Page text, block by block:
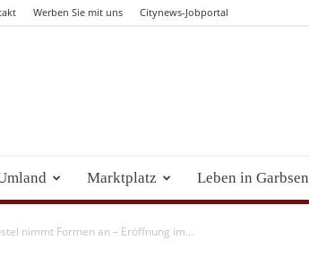
Werben Sie mit uns Citynews-Jobportal
Marktplatz Leben in Garbsen
nimmt Formen an – Eröffnung im...